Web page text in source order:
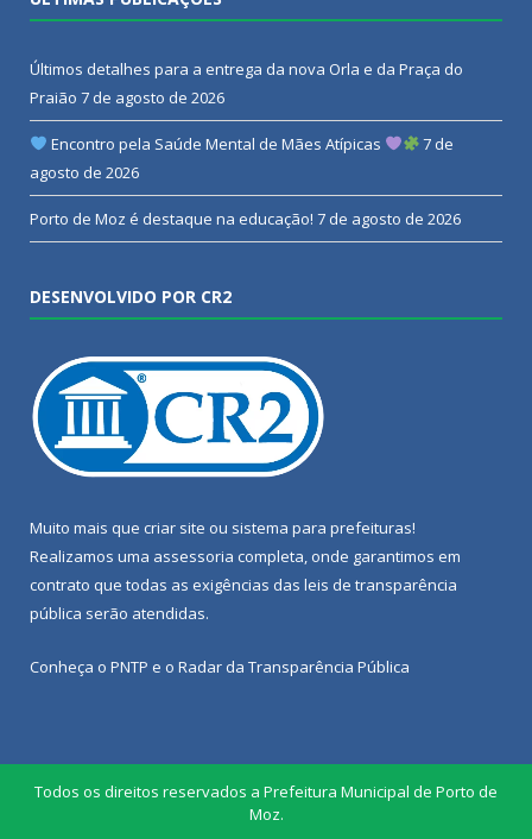
Últimos detalhes para a entrega da nova Orla e da Praça do
Praião 7 de agosto de 2026
Encontro pela Saúde Mental de Mães Atípicas
7 de
agosto de 2026
Porto de Moz é destaque na educação! 7 de agosto de 2026
DESENVOLVIDO POR CR2
Muito mais que criar site ou sistema para prefeituras!
Realizamos uma assessoria completa, onde garantimos em
contrato que todas as exigências das leis de transparência
pública serão atendidas.
Conheça o PNTP e o Radar da Transparência Pública
Todos os direitos reservados a Prefeitura Municipal de Porto de
Moz.